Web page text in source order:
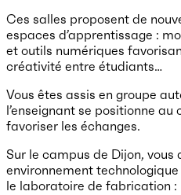
Ces salles proposent de
espaces d’apprentissage :
et outils numériques
créativité entre étudiants…
Vous êtes assis en groupe
l’enseignant se positionne
favoriser les échanges.
Sur le campus de Dijon, vous
environnement
le laboratoire de fabrication :